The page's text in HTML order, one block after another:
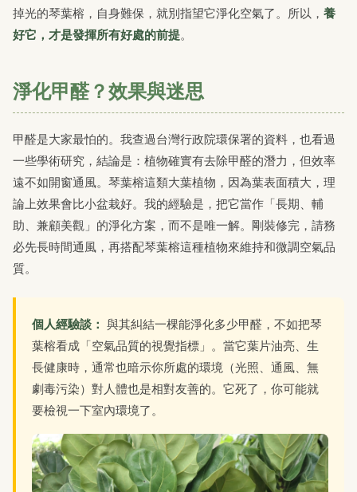
掉光的琴葉榕，自身難保，就別指望它淨化空氣了。所以， 養
好它，才是發揮所有好處的前提。
淨化甲醛？效果與迷思
甲醛是大家最怕的。我查過台灣行政院環保署的資料，也看過
一些學術研究，結論是：植物確實有去除甲醛的潛力，但效率
遠不如開窗通風。琴葉榕這類大葉植物，因為葉表面積大，理
論上效果會比小盆栽好。我的經驗是，把它當作「長期、輔
助、兼顧美觀」的淨化方案，而不是唯一解。剛裝修完，請務
必先長時間通風，再搭配琴葉榕這種植物來維持和微調空氣品
質。
個人經驗談： 與其糾結一棵能淨化多少甲醛，不如把琴
葉榕看成「空氣品質的視覺指標」。當它葉片油亮、生
長健康時，通常也暗示你所處的環境（光照、通風、無
劇毒污染）對人體也是相對友善的。它死了，你可能就
要檢視一下室內環境了。